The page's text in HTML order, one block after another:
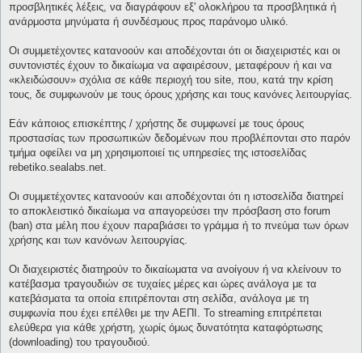
προσβλητικές λέξεις, να διαγράφουν εξ' ολοκλήρου τα προσβλητικά ή
ανάρμοστα μηνύματα ή συνδέσμους προς παράνομο υλικό.
Οι συμμετέχοντες κατανοούν και αποδέχονται ότι οι διαχειριστές και οι
συντονιστές έχουν το δικαίωμα να αφαιρέσουν, μεταφέρουν ή και να
«κλειδώσουν» σχόλια σε κάθε περιοχή του site, που, κατά την κρίση
τους, δε συμφωνούν με τους όρους χρήσης και τους κανόνες λειτουργίας.
Εάν κάποιος επισκέπτης / χρήστης δε συμφωνεί με τους όρους
προστασίας των προσωπικών δεδομένων που προβλέπονται στο παρόν
τμήμα οφείλει να μη χρησιμοποιεί τις υπηρεσίες της ιστοσελίδας
rebetiko.sealabs.net.
Οι συμμετέχοντες κατανοούν και αποδέχονται ότι η ιστοσελίδα διατηρεί
το αποκλειστικό δικαίωμα να απαγορεύσει την πρόσβαση στο forum
(ban) στα μέλη που έχουν παραβιάσει το γράμμα ή το πνεύμα των όρων
χρήσης και των κανόνων λειτουργίας.
Οι διαχειριστές διατηρούν το δικαίωματα να ανοίγουν ή να κλείνουν το
κατέβασμα τραγουδιών σε τυχαίες μέρες και ώρες ανάλογα με τα
κατεβάσματα τα οποία επιτρέπονται στη σελίδα, ανάλογα με τη
συμφωνία που έχει επέλθει με την ΑΕΠΙ. Το streaming επιτρέπεται
ελεύθερα για κάθε χρήστη, χωρίς όμως δυνατότητα καταφόρτωσης
(downloading) του τραγουδιού.